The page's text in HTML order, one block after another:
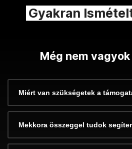
Gyakran
Még nem
Miért van szükségetek a
Mekkora összeggel tudok